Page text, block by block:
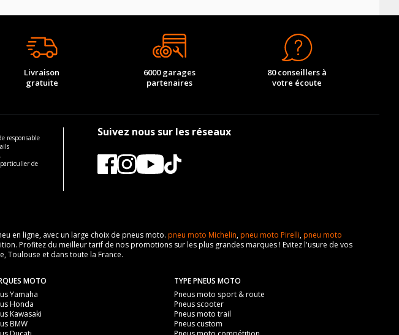
Livraison
gratuite
6000 garages
partenaires
80 conseillers à
votre écoute
responsable
de
Suivez nous sur les réseaux
en ligne, avec un large choix de pneus moto. pneu moto Michelin,pneu moto Pirelli,pneu moto
Profitez du meilleur tarif de nos promotions sur les plus grandes marques ! Evitez l'usure de vos
Toulouse et dans toute la France.
MOTO
Yamaha
Honda
Kawasaki
BMW
TYPE PNEUS MOTO
Pneus moto sport & route
Pneus scooter
Pneus moto trail
Pneus custom